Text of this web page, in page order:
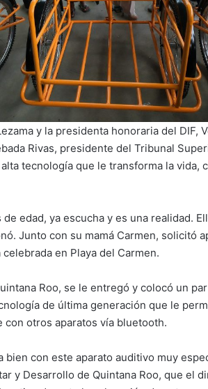
y la presidenta honoraria del DIF,
Rivas, presidente del Tribunal
tecnología que le transforma la vida,
de edad, ya escucha y es una realidad.
Junto con su mamá Carmen, solicitó
en Playa del Carmen.
Roo, se le entregó y colocó un
de última generación que le
con otros aparatos vía bluetooth.
bien con este aparato auditivo muy
y Desarrollo de Quintana Roo, que el